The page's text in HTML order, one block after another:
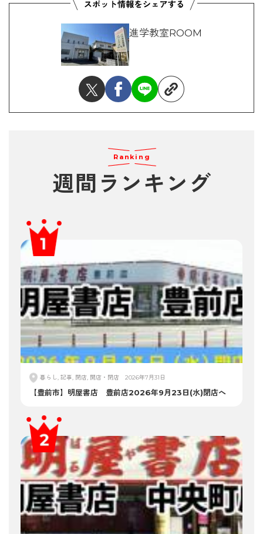
進学教室ROOM
Ranking
週間ランキング
暮らし, 記事, 閉店, 開店・閉店 2026年7月31日
【豊前市】明屋書店 豊前店2026年9月23日(水)閉店へ